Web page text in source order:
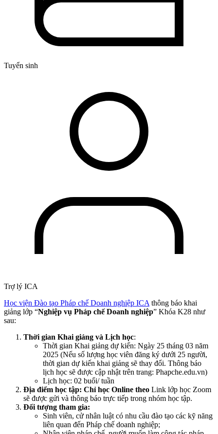
Tuyển sinh
Trợ lý ICA
Học viện Đào tạo Pháp chế Doanh nghiệp ICA thông báo khai
giảng lớp “Nghiệp vụ Pháp chế Doanh nghiệp” Khóa K28 như
sau:
Thời gian Khai giảng và Lịch học:
Thời gian Khai giảng dự kiến: Ngày 25 tháng 03 năm
2025 (Nếu số lượng học viên đăng ký dưới 25 người,
thời gian dự kiến khai giảng sẽ thay đổi. Thông báo
lịch học sẽ được cập nhật trên trang: Phapche.edu.vn)
Lịch học: 02 buổi/ tuần
Địa điểm học tập: Chỉ học Online theo Link lớp học Zoom
sẽ được gửi và thông báo trực tiếp trong nhóm học tập.
Đối tượng tham gia:
Sinh viên, cử nhân luật có nhu cầu đào tạo các kỹ năng
liên quan đến Pháp chế doanh nghiệp;